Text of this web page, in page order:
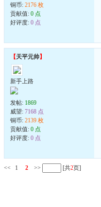
铜币: 2176 枚
贡献值: 0 点
好评度: 0 点
【天平元帅】
新手上路
发帖: 1869
威望: 7168 点
铜币: 2139 枚
贡献值: 0 点
好评度: 0 点
<< 1 2 >> [共2页]